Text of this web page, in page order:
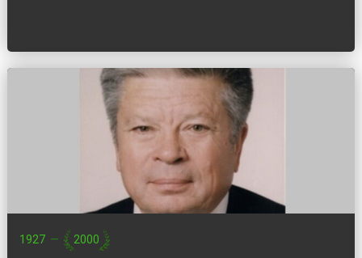
1927 — 2000